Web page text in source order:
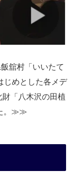
舘村「いいたて
じめとした各メデ
「八木沢の田植
。≫≫